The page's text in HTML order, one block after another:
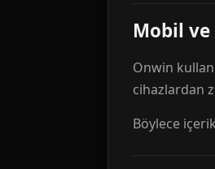
Mobil
Onwin
cihazlardan
Böylece